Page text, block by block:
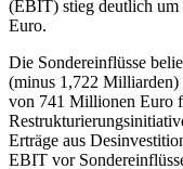
(EBIT) stieg deutlich
Euro.
Die Sondereinflüsse
(minus 1,722 Milliarden)
von 741 Millionen Euro
Erträge aus
EBIT vor